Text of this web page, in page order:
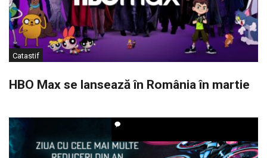
Catastif
HBO Max se lansează în România în martie